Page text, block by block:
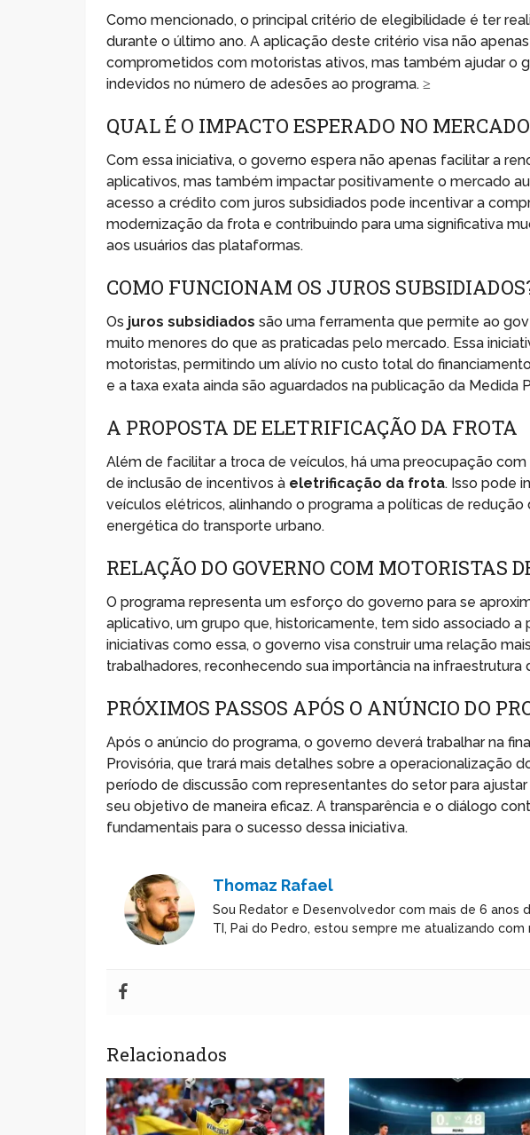
Como mencionado, o principal critério de elegibilidade é ter
durante o último ano. A aplicação deste critério visa não
comprometidos com motoristas ativos, mas também ajudar o
indevidos no número de adesões ao programa. ≥
QUAL É O IMPACTO ESPERADO NO
Com essa iniciativa, o governo espera não apenas facilitar a
aplicativos, mas também impactar positivamente o mercado
acesso a crédito com juros subsidiados pode incentivar a
modernização da frota e contribuindo para uma significativa
aos usuários das plataformas.
COMO FUNCIONAM OS JUROS
Os juros subsidiados são uma ferramenta que permite ao
muito menores do que as praticadas pelo mercado. Essa
motoristas, permitindo um alívio no custo total do
e a taxa exata ainda são aguardados na publicação da Medida
A PROPOSTA DE ELETRIFICAÇÃO DA FROTA
Além de facilitar a troca de veículos, há uma preocupação
de inclusão de incentivos à eletrificação da frota. Isso pode
veículos elétricos, alinhando o programa a políticas de
energética do transporte urbano.
RELAÇÃO DO GOVERNO COM MOTORISTAS
O programa representa um esforço do governo para se
aplicativo, um grupo que, historicamente, tem sido associado a
iniciativas como essa, o governo visa construir uma relação
trabalhadores, reconhecendo sua importância na infraestrutura
PRÓXIMOS PASSOS APÓS O ANÚNCIO DO
Após o anúncio do programa, o governo deverá trabalhar na
Provisória, que trará mais detalhes sobre a operacionalização
período de discussão com representantes do setor para
seu objetivo de maneira eficaz. A transparência e o diálogo
fundamentais para o sucesso dessa iniciativa.
Thomaz Rafael
Sou Redator e Desenvolvedor com mais de 6 anos
TI, Pai do Pedro, estou sempre me atualizando
Relacionados